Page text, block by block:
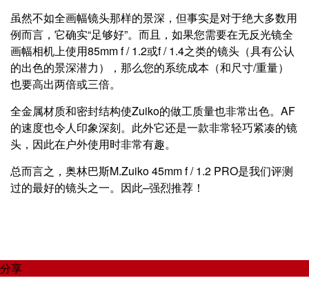
虽然不如全画幅镜头那样的景深，但事实是对于绝大多数用
例而言，它确实“足够好”。而且，如果您需要在无反光镜全
画幅相机上使用85mm f / 1.2或f / 1.4之类的镜头（具有公认
的出色的景深潜力），那么您的系统成本（和尺寸/重量）
也要高出两倍或三倍。
全金属材质和密封结构使Zuiko的做工质量也非常出色。AF
的速度也令人印象深刻。此外它还是一款非常轻巧紧凑的镜
头，因此在户外使用时非常有趣。
总而言之，奥林巴斯M.Zuiko 45mm f / 1.2 PRO是我们评测
过的最好的镜头之一。因此–强烈推荐！
分享